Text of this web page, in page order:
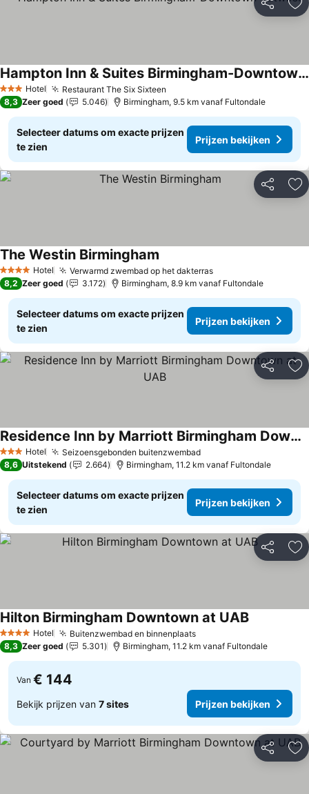
Delen
3 SterrenHotel Restaurant The Six Sixteen
Hampton Inn & Suites Birmingham-Downtown-Tutwiler
8,3 Zeer goed 5.046 Birmingham, 9.5 km vanaf Fultondale
Selecteer datums om exacte prijzen
te zien
Prijzen bekijken
Delen
4 SterrenHotel Verwarmd zwembad op het dakterras
The Westin Birmingham
8,2 Zeer goed 3.172 Birmingham, 8.9 km vanaf Fultondale
Selecteer datums om exacte prijzen
te zien
Prijzen bekijken
Delen
3 SterrenHotel Seizoensgebonden buitenzwembad
Residence Inn by Marriott Birmingham Downtown at UAB
8,6 Uitstekend 2.664 Birmingham, 11.2 km vanaf Fultondale
Selecteer datums om exacte prijzen
te zien
Prijzen bekijken
Delen
4 SterrenHotel Buitenzwembad en binnenplaats
Hilton Birmingham Downtown at UAB
8,3 Zeer goed 5.301 Birmingham, 11.2 km vanaf Fultondale
Van € 144
Bekijk prijzen van 7 sites Prijzen bekijken
Delen